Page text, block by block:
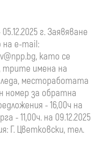
г. Заявяване
на e-mail:
, като се
трите имена на
местоработата
номер за обратна
- 16,00ч на
- 11,00ч. на 09.12.2025
Г. Цветковски, тел.